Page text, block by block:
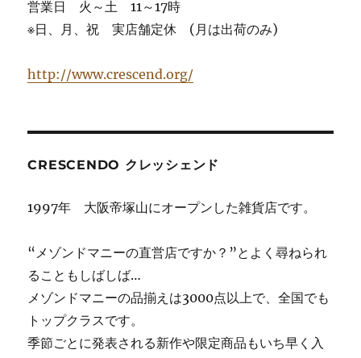
営業日 火～土 11～17時
※日、月、祝 実店舗定休 (月は出荷のみ)
http://www.crescend.org/
CRESCENDO クレッシェンド
1997年 大阪帝塚山にオープンした雑貨店です。
“メゾンドマニーの直営店ですか？”とよく尋ねられ
ることもしばしば…
メゾンドマニーの品揃えは3000点以上で、全国でも
トップクラスです。
季節ごとに発表される新作や限定商品もいち早く入